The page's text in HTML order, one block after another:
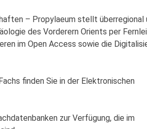
– Propylaeum stellt überregional
des Vorderern Orients per
im Open Access sowie die
finden Sie in der Elektronischen
zur Verfügung, die im